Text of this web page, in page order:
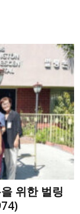
위한 벌링